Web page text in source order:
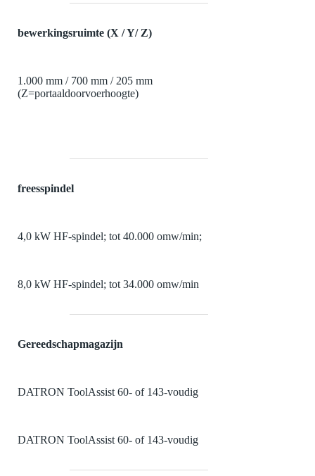
bewerkingsruimte (X / Y/ Z)
1.000 mm / 700 mm / 205 mm
(Z=portaaldoorvoerhoogte)
freesspindel
4,0 kW HF-spindel; tot 40.000 omw/min;
8,0 kW HF-spindel; tot 34.000 omw/min
Gereedschapmagazijn
DATRON ToolAssist 60- of 143-voudig
DATRON ToolAssist 60- of 143-voudig